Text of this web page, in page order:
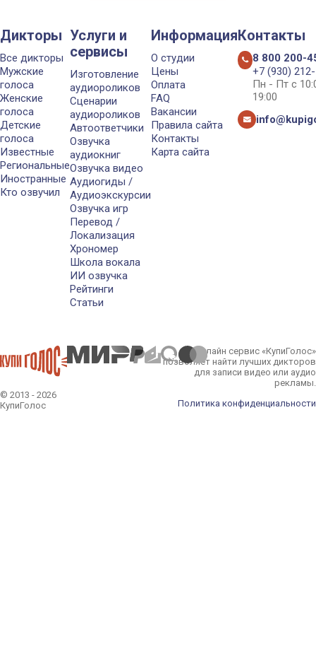
Дикторы
Все дикторы
Мужские
голоса
Женские
голоса
Детские
голоса
Известные
Региональные
Иностранные
Кто озвучил
Услуги и
сервисы
Изготовление
аудиороликов
Сценарии
аудиороликов
Автоответчики
Озвучка
аудиокниг
Озвучка видео
Аудиогиды /
Аудиоэкскурсии
Озвучка игр
Перевод /
Локализация
Хрономер
Школа вокала
ИИ озвучка
Рейтинги
Статьи
Информация
О студии
Цены
Оплата
FAQ
Вакансии
Правила сайта
Контакты
Карта сайта
Контакты
8 800 200-
+7 (930)
Пн - Пт с
19:00
© 2013 - 2026
КупиГолос
Онлайн сервис «КупиГолос»
позволяет найти лучших дикторов
для записи видео или аудио
рекламы.
Политика конфиденциальности